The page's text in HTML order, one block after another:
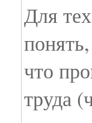
Для
что
труда